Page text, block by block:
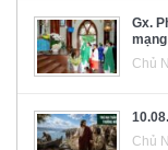
Gx.
Chủ
Chủ